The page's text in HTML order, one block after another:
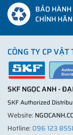
BẢO HÀNH
CHÍNH
CÔNG TY CP
SKF NGỌC ANH -
SKF Authorized
Website:
Hotline: 096 123